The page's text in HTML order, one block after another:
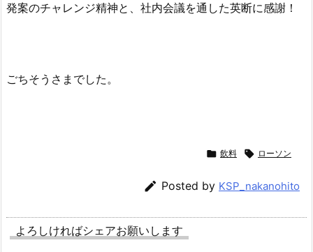
発案のチャレンジ精神と、社内会議を通した英断に感謝！
ごちそうさまでした。
 飲料  ローソン
 Posted by KSP_nakanohito
よろしければシェアお願いします